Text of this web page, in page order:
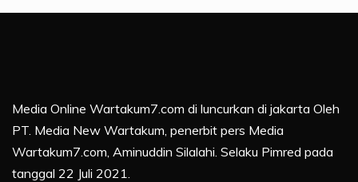
Media Online Wartakum7.com di luncurkan di jakarta Oleh
PT. Media New Wartakum, penerbit pers Media
Wartakum7.com, Aminuddin Silalahi. Selaku Pimred pada
tanggal 22 Juli 2021.